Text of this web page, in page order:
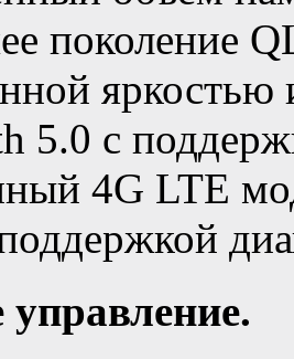
поколение
яркостью
5.0 с
4G LTE
управление.